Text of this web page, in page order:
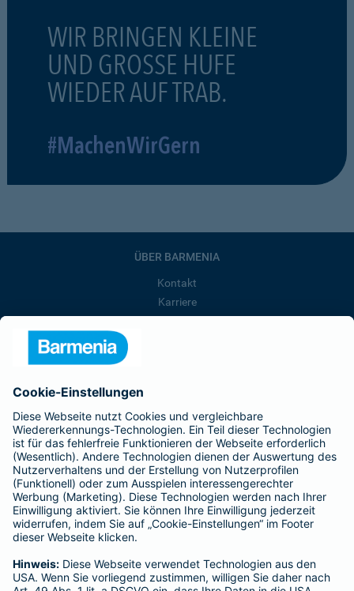
WIR BRINGEN KLEINE
UND GROSSE HUFE
WIEDER AUF TRAB.
#MachenWirGern
ÜBER BARMENIA
Kontakt
Karriere
Barmenia ist Teil der BarmeniaGothaer
BELIEBTE SEITEN
Kranken-Zusatzversicherung
Tierversicherungen
Haftpflichtversicherung
Hausratversicherung
Adresse ändern